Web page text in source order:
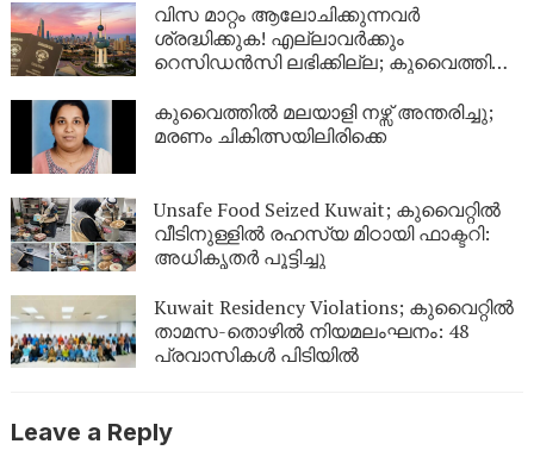
വിസ മാറ്റം ആലോചിക്കുന്നവർ
ശ്രദ്ധിക്കുക! എല്ലാവർക്കും
റെസിഡൻസി ലഭിക്കില്ല; കുവൈത്തിന്റെ
കുവൈത്തിൽ മലയാളി നഴ്സ് അന്തരിച്ചു;
മരണം ചികിത്സയിലിരിക്കെ
Unsafe Food Seized Kuwait; കുവൈറ്റിൽ
വീടിനുള്ളിൽ രഹസ്യ മിഠായി ഫാക്ടറി:
അധികൃതർ പൂട്ടിച്ചു
Kuwait Residency Violations; കുവൈറ്റിൽ
താമസ-തൊഴിൽ നിയമലംഘനം: 48
പ്രവാസികൾ പിടിയിൽ
Leave a Reply